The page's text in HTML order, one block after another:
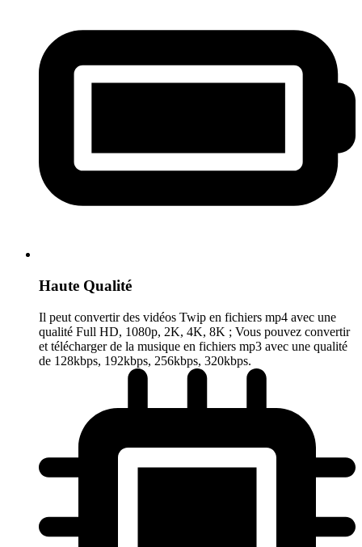
Haute Qualité
Il peut convertir des vidéos Twip en fichiers mp4 avec une
qualité Full HD, 1080p, 2K, 4K, 8K ; Vous pouvez convertir
et télécharger de la musique en fichiers mp3 avec une qualité
de 128kbps, 192kbps, 256kbps, 320kbps.